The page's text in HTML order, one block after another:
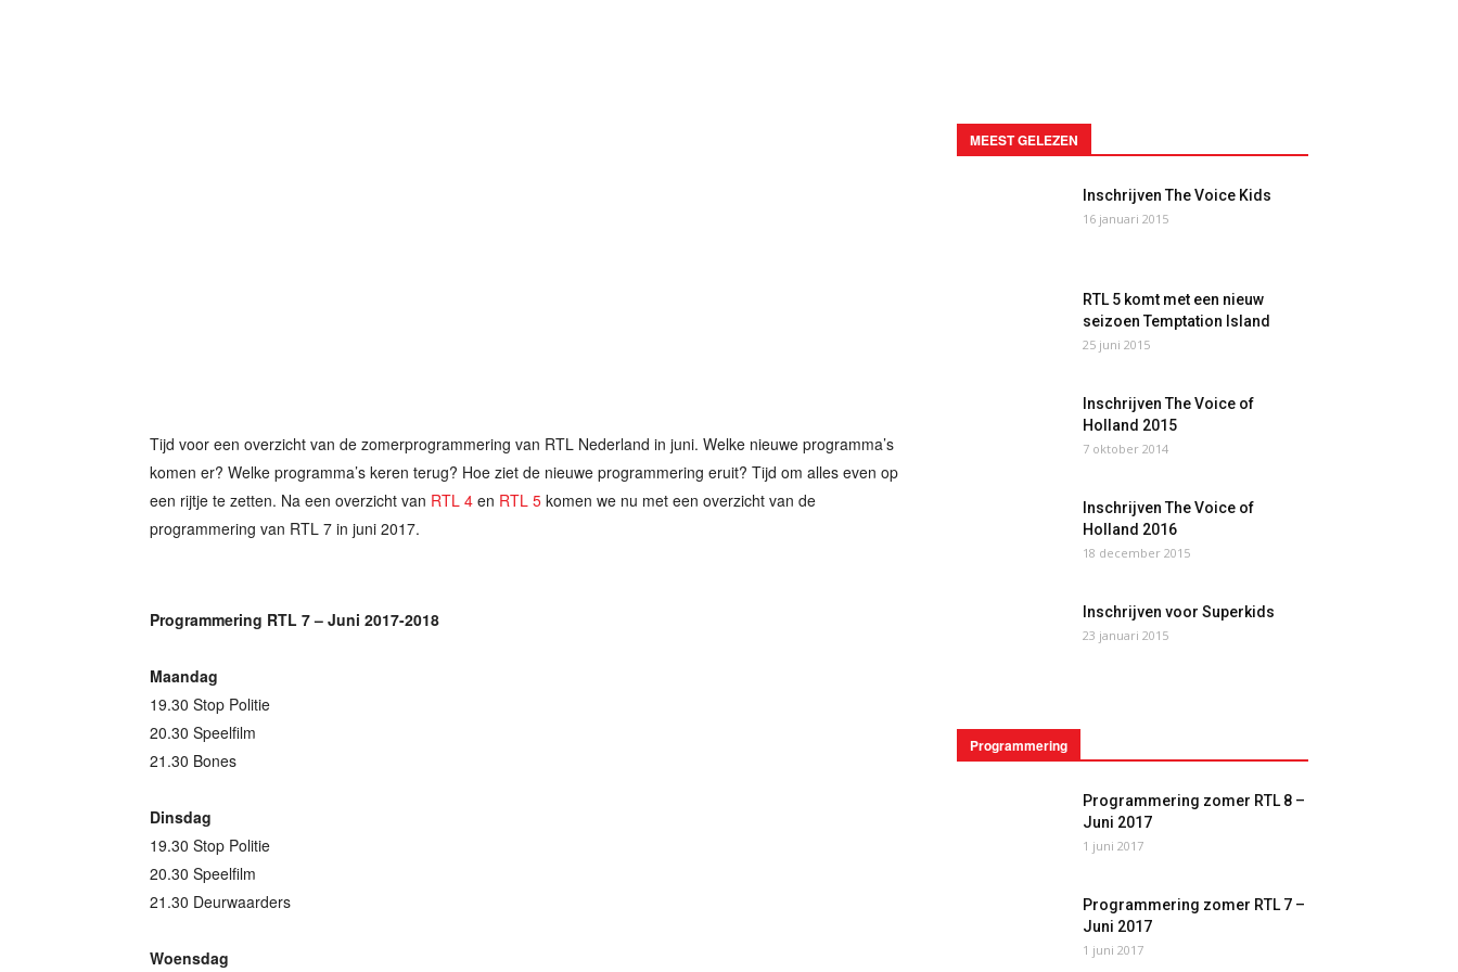
Tijd voor een overzicht van de zomerprogrammering van RTL Nederland in juni. Welke nieuwe programma’s
komen er? Welke programma’s keren terug? Hoe ziet de nieuwe programmering eruit? Tijd om alles even op
een rijtje te zetten. Na een overzicht van RTL 4 en RTL 5 komen we nu met een overzicht van de
programmering van RTL 7 in juni 2017.
Programmering RTL 7 – Juni 2017-2018
Maandag
19.30 Stop Politie
20.30 Speelfilm
21.30 Bones
Dinsdag
19.30 Stop Politie
20.30 Speelfilm
21.30 Deurwaarders
Woensdag
MEEST GELEZEN
Inschrijven The Voice Kids
16 januari 2015
RTL 5 komt met een nieuw
seizoen Temptation Island
25 juni 2015
Inschrijven The Voice of
Holland 2015
7 oktober 2014
Inschrijven The Voice of
Holland 2016
18 december 2015
Inschrijven voor Superkids
23 januari 2015
Programmering
Programmering zomer RTL 8 –
Juni 2017
1 juni 2017
Programmering zomer RTL 7 –
Juni 2017
1 juni 2017